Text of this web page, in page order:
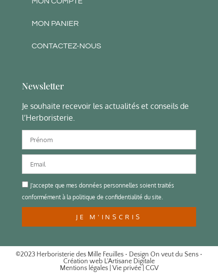
MON PANIER
CONTACTEZ-NOUS
Newsletter
Je souhaite recevoir les actualités et conseils de
l’Herboristerie.
J'accepte que mes données personnelles soient traités
conformément à la politique de confidentialité du site.
JE M'INSCRIS
©2023 Herboristerie des Mille Feuilles • Design On veut du Sens •
Création web L'Artisane Digitale
Mentions légales| Vie privée| CGV